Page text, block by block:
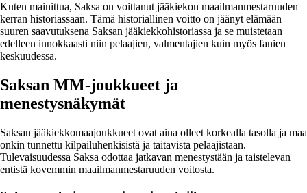
Kuten mainittua, Saksa on voittanut jääkiekon maailmanmestaruuden
kerran historiassaan. Tämä historiallinen voitto on jäänyt elämään
suuren saavutuksena Saksan jääkiekkohistoriassa ja se muistetaan
edelleen innokkaasti niin pelaajien, valmentajien kuin myös fanien
keskuudessa.
Saksan MM-joukkueet ja
menestysnäkymät
Saksan jääkiekkomaajoukkueet ovat aina olleet korkealla tasolla ja maa
onkin tunnettu kilpailuhenkisistä ja taitavista pelaajistaan.
Tulevaisuudessa Saksa odottaa jatkavan menestystään ja taistelevan
entistä kovemmin maailmanmestaruuden voitosta.